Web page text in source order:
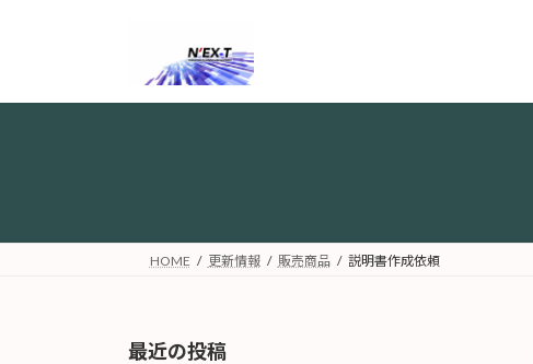
プ
動
HOME 更新情報 販売商品 説明書作成依頼
最近の投稿